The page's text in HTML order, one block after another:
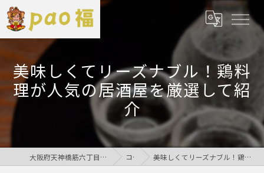
美味しくてリーズナブル！鶏料
理が人気の居酒屋を厳選して紹
介
大阪府天神橋筋六丁目の居酒屋なら鶏居酒屋pao福 コラム 美味しくてリーズナブル！鶏料理が人気の居酒屋を厳選して紹介